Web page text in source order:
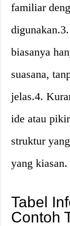
familiar
biasanya
suasana,
jelas.4.
ide atau
struktur
yang kiasan.
Tabel
Contoh